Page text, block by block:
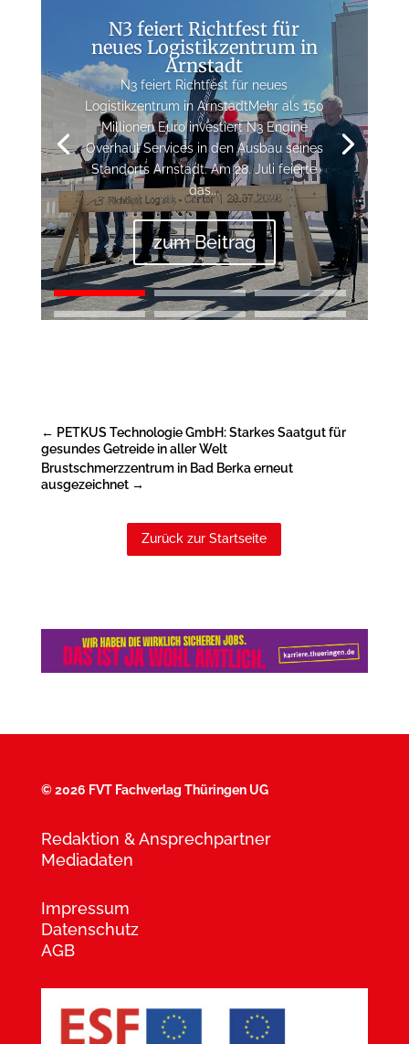
N3 feiert Richtfest für
neues Logistikzentrum in
Arnstadt
N3 feiert Richtfest für neues
Logistikzentrum in ArnstadtMehr als 150
Millionen Euro investiert N3 Engine
Overhaul Services in den Ausbau seines
Standorts Arnstadt. Am 28. Juli feierte
das...
zum Beitrag
← PETKUS Technologie GmbH: Starkes Saatgut für
gesundes Getreide in aller Welt
Brustschmerzzentrum in Bad Berka erneut
ausgezeichnet→
Zurück zur Startseite
©2026 FVT Fachverlag Thüringen UG
Redaktion & Ansprechpartner
Mediadaten
Impressum
Datenschutz
AGB